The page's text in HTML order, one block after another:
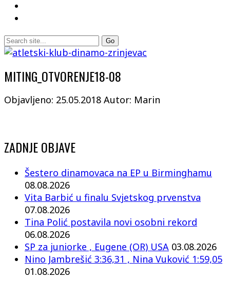
MITING_OTVORENJE18-08
Objavljeno: 25.05.2018 Autor: Marin
ZADNJE OBJAVE
Šestero dinamovaca na EP u Birminghamu
08.08.2026
Vita Barbić u finalu Svjetskog prvenstva
07.08.2026
Tina Polić postavila novi osobni rekord
06.08.2026
SP za juniorke , Eugene (OR) USA 03.08.2026
Nino Jambrešić 3:36,31 , Nina Vuković 1:59,05
01.08.2026